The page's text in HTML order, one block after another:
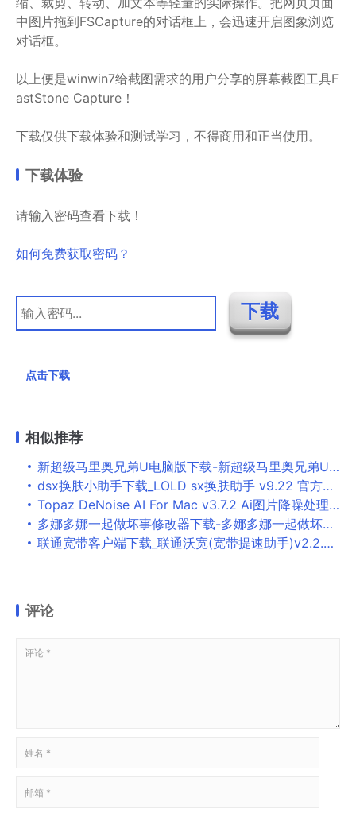
中图片拖到FSCapture的对话框上，会迅速开启图象浏览
对话框。
以上便是winwin7给截图需求的用户分享的屏幕截图工具F
astStone Capture！
下载仅供下载体验和测试学习，不得商用和正当使用。
下载体验
请输入密码查看下载！
如何免费获取密码？
点击下载
相似推荐
新超级马里奥兄弟U电脑版下载-新超级马里奥兄弟U 中文版下载
dsx换肤小助手下载_LOLD sx换肤助手 v9.22 官方最新版下载
Topaz DeNoise AI For Mac v3.7.2 Ai图片降噪处理软件
多娜多娜一起做坏事修改器下载-多娜多娜一起做坏事修改器风灵月影版下载
联通宽带客户端下载_联通沃宽(宽带提速助手)v2.2.6绿色版下载
评论